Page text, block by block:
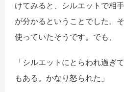
けてみると、シルエットで相
が分かるということでした。
使っていたそうです。でも、
「シルエットにとらわれ過ぎ
もある。かなり怒られた」